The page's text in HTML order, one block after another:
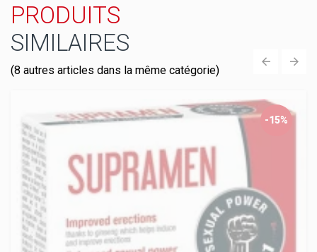
PRODUITS
SIMILAIRES
(8 autres articles dans la même catégorie)
-15%